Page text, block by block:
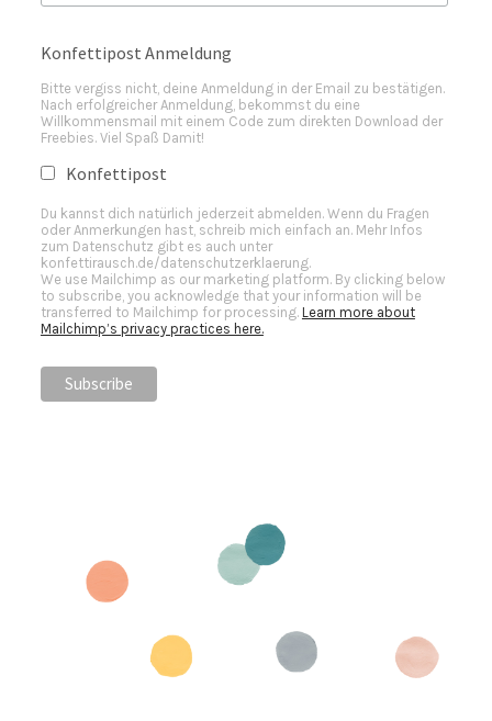
Konfettipost Anmeldung
Bitte vergiss nicht, deine Anmeldung in der Email zu bestätigen.
Nach erfolgreicher Anmeldung, bekommst du eine
Willkommensmail mit einem Code zum direkten Download der
Freebies. Viel Spaß Damit!
Konfettipost
Du kannst dich natürlich jederzeit abmelden. Wenn du Fragen
oder Anmerkungen hast, schreib mich einfach an. Mehr Infos
zum Datenschutz gibt es auch unter
konfettirausch.de/datenschutzerklaerung.
We use Mailchimp as our marketing platform. By clicking below
to subscribe, you acknowledge that your information will be
transferred to Mailchimp for processing. Learn more about
Mailchimp’s privacy practices here.